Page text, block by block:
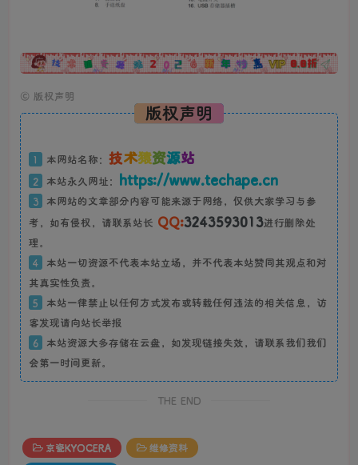
广告
© 版权声明
版权声明
1 本网站名称： 技术猿资源站
2 本站永久网址： https://www.techape.cn
3
本网站的文章部分内容可能来源于网络，仅供大家学习与参
考，如有侵权，请联系站长 QQ:3243593013进行删除处
理。
4
本站一切资源不代表本站立场，并不代表本站赞同其观点和对
其真实性负责。
5
本站一律禁止以任何方式发布或转载任何违法的相关信息，访
客发现请向站长举报
6
本站资源大多存储在云盘，如发现链接失效，请联系我们我们
会第一时间更新。
THE END
京瓷KYOCERA
维修资料